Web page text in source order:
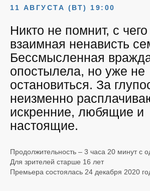
11 АВГУСТА (ВТ) 19:00
Никто не помнит, с
взаимная ненависть
Бессмысленная
опостылела, но уже не
остановиться. За
неизменно
искренние, любящие и
настоящие.
Продолжительность – 3 часа 20 минут с
Для зрителей старше 16 лет
Премьера состоялась 24 декабря 2020